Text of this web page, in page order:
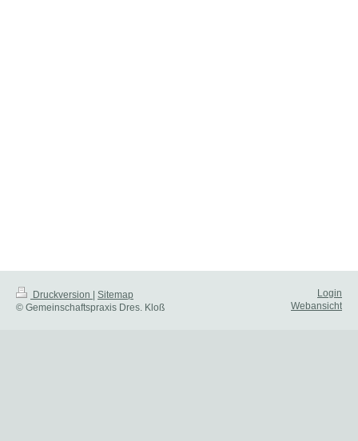
Druckversion | Sitemap
© Gemeinschaftspraxis Dres. Kloß
Login
Webansicht